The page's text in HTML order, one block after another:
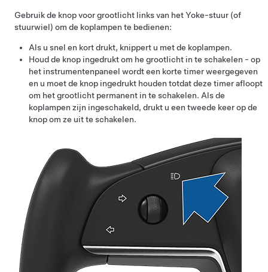
Gebruik de knop voor grootlicht links van hetYoke-stuur (of
stuurwiel) om de koplampen te bedienen:
Als u snel en kort drukt, knippert u met de koplampen.
Houd de knop ingedrukt om he grootlicht in te schakelen - op
het instrumentenpaneel wordt een korte timer weergegeven
en u moet de knop ingedrukt houden totdat deze timer afloopt
om het grootlicht permanent in te schakelen. Als de
koplampen zijn ingeschakeld, drukt u een tweede keer op de
knop om ze uit te schakelen.